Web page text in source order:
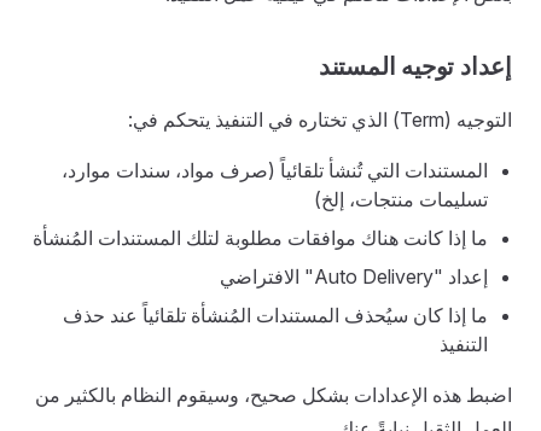
إعداد توجيه المستند
التوجيه (Term) الذي تختاره في التنفيذ يتحكم في:
المستندات التي تُنشأ تلقائياً (صرف مواد، سندات موارد،
تسليمات منتجات، إلخ)
ما إذا كانت هناك موافقات مطلوبة لتلك المستندات المُنشأة
إعداد "Auto Delivery" الافتراضي
ما إذا كان سيُحذف المستندات المُنشأة تلقائياً عند حذف
التنفيذ
اضبط هذه الإعدادات بشكل صحيح، وسيقوم النظام بالكثير من